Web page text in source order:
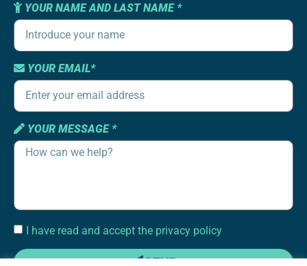
YOUR NAME AND LAST NAME *
YOUR EMAIL*
YOUR MESSAGE *
I have read and accept the privacy policy
SEND